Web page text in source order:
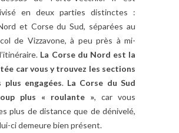
en deux parties distinctes :
et Corse du Sud, séparées au
de Vizzavone, à peu près à mi-
La Corse du Nord est la
car vous y trouvez les sections
plus engagées. La Corse du Sud
plus « roulante », car vous
plus de distance que de dénivelé,
ci demeure bien présent.